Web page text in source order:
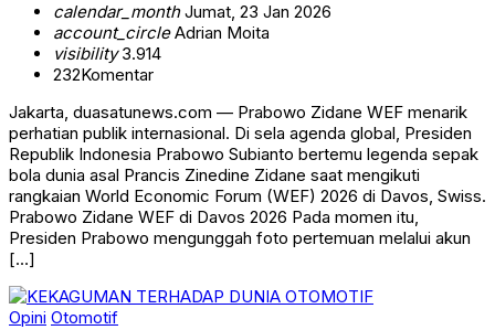
calendar_monthJumat, 23 Jan 2026
account_circleAdrian Moita
visibility3.914
232Komentar
Jakarta, duasatunews.com — Prabowo Zidane WEF menarik
perhatian publik internasional. Di sela agenda global, Presiden
Republik Indonesia Prabowo Subianto bertemu legenda sepak
bola dunia asal Prancis Zinedine Zidane saat mengikuti
rangkaian World Economic Forum (WEF) 2026 di Davos, Swiss.
Prabowo Zidane WEF di Davos 2026 Pada momen itu,
Presiden Prabowo mengunggah foto pertemuan melalui akun
[…]
Opini Otomotif